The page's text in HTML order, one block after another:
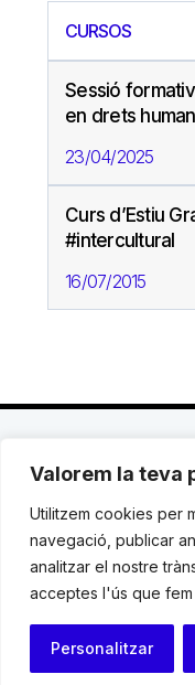
Valorem la teva
Utilitzem cookies per
navegació, publicar
analitzar el nostre
acceptes l'ús que
Personalitzar
CURSOS
Sessió
en drets
23/04/2025
Curs d’Estiu
#intercultural
16/07/2015
C. Avinyó 44, 2n |
119 03 72|
© Institut de
Avis legal|
Programació web: